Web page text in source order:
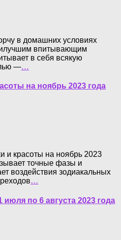
в домашних условиях
впитывающим
в себя всякую
—…
на ноябрь 2023 года
и красоты на ноябрь 2023
точные фазы и
воздействия зодиакальных
…
июля по 6 августа 2023 года